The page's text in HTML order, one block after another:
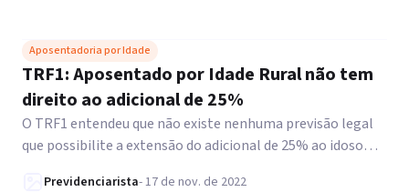
Aposentadoria por Idade
TRF1: Aposentado por Idade Rural não tem
direito ao adicional de 25%
O TRF1 entendeu que não existe nenhuma previsão legal
que possibilite a extensão do adicional de 25% ao idoso
Previdenciarista-17 de nov. de 2022